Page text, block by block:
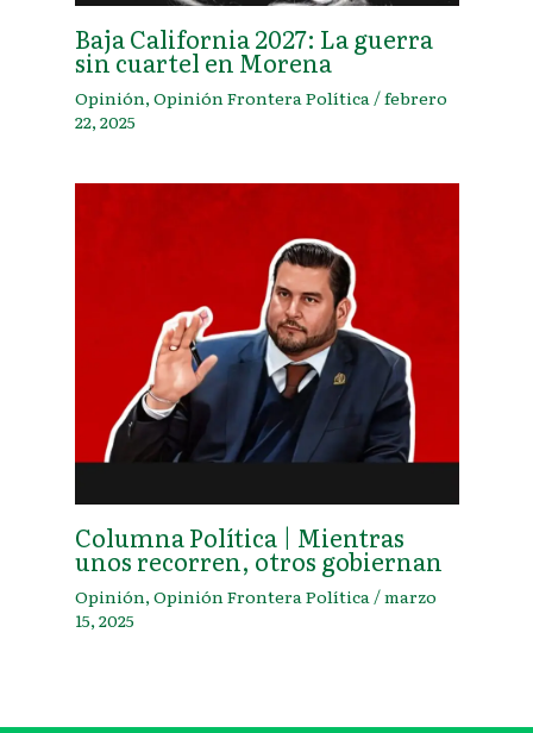
Baja California 2027: La guerra
sin cuartel en Morena
Opinión, Opinión Frontera Política /febrero
22, 2025
Columna Política | Mientras
unos recorren, otros gobiernan
Opinión,Opinión Frontera Política/marzo
15, 2025